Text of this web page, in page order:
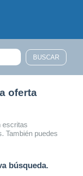
oferta
escritas
También puedes
búsqueda.